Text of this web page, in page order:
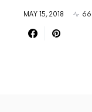
MAY 15, 2018